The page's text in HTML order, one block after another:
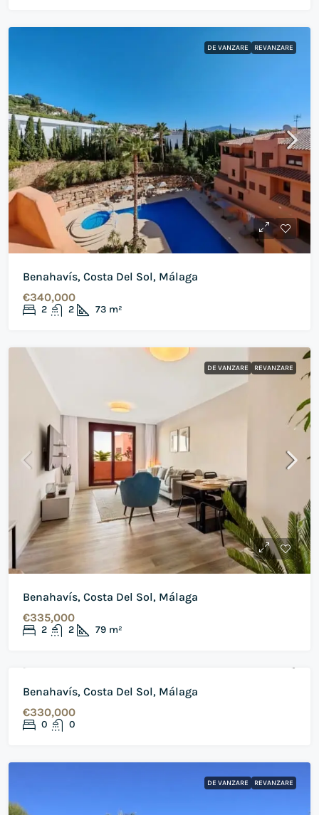
DE VANZARE REVANZARE
Benahavís, Costa Del Sol, Málaga
€340,000
2 2 73 m²
DE VANZARE REVANZARE
Benahavís, Costa Del Sol, Málaga
€335,000
2 2 79 m²
Benahavís, Costa Del Sol, Málaga
€330,000
0 0
DE VANZARE REVANZARE